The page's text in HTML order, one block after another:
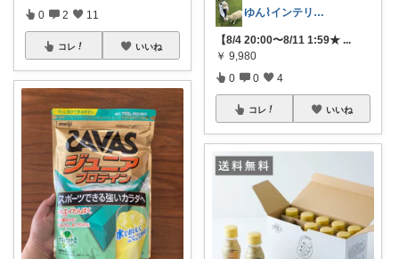
0 2 11
コレ いいね
ゆん⌇インテリアと生活雑貨がメイン🧸
【8/4 20:00〜8/11 1:59★ ...
￥ 9,980
0 0 4
コレ いいね